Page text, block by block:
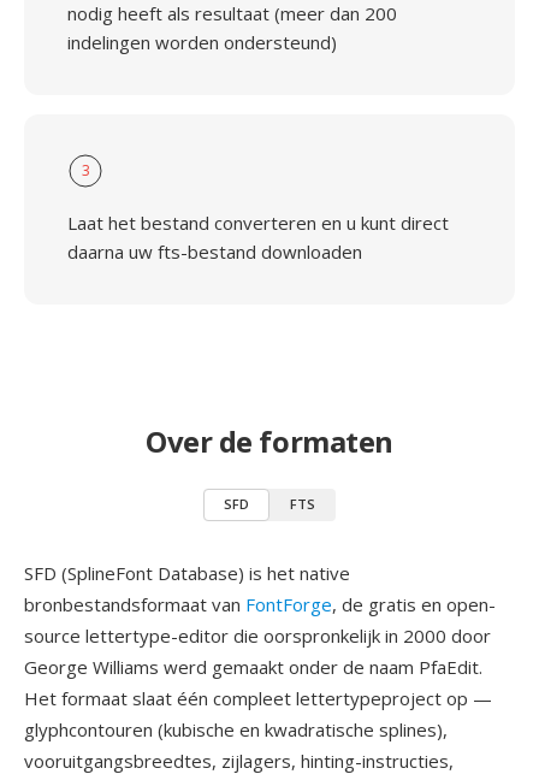
nodig heeft als resultaat (meer dan 200
indelingen worden ondersteund)
3
Laat het bestand converteren en u kunt direct
daarna uw fts-bestand downloaden
Over de formaten
SFD FTS
SFD (SplineFont Database) is het native
bronbestandsformaat van FontForge, de gratis en open-
source lettertype-editor die oorspronkelijk in 2000 door
George Williams werd gemaakt onder de naam PfaEdit.
Het formaat slaat één compleet lettertypeproject op —
glyphcontouren (kubische en kwadratische splines),
vooruitgangsbreedtes, zijlagers, hinting-instructies,